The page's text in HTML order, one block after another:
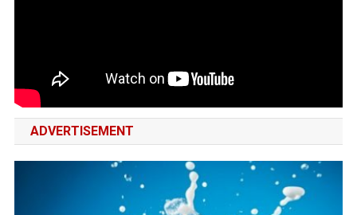
ADVERTISEMENT